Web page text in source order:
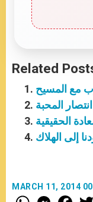
Related
الحقيقية
إلى الهلاك
MARCH 11, 2014
W M F